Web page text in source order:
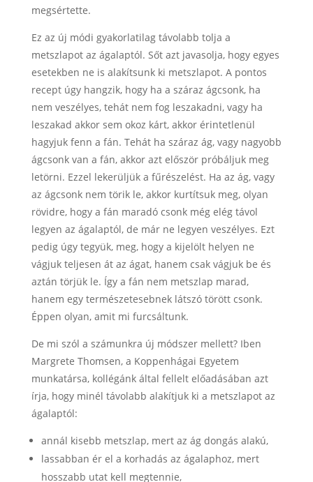
megsértette.
Ez az új módi gyakorlatilag távolabb tolja a
metszlapot az ágalaptól. Sőt azt javasolja, hogy egyes
esetekben ne is alakítsunk ki metszlapot. A pontos
recept úgy hangzik, hogy ha a száraz ágcsonk, ha
nem veszélyes, tehát nem fog leszakadni, vagy ha
leszakad akkor sem okoz kárt, akkor érintetlenül
hagyjuk fenn a fán. Tehát ha száraz ág, vagy nagyobb
ágcsonk van a fán, akkor azt először próbáljuk meg
letörni. Ezzel lekerüljük a fűrészelést. Ha az ág, vagy
az ágcsonk nem törik le, akkor kurtítsuk meg, olyan
rövidre, hogy a fán maradó csonk még elég távol
legyen az ágalaptól, de már ne legyen veszélyes. Ezt
pedig úgy tegyük, meg, hogy a kijelölt helyen ne
vágjuk teljesen át az ágat, hanem csak vágjuk be és
aztán törjük le. Így a fán nem metszlap marad,
hanem egy természetesebnek látszó törött csonk.
Éppen olyan, amit mi furcsáltunk.
De mi szól a számunkra új módszer mellett? Iben
Margrete Thomsen, a Koppenhágai Egyetem
munkatársa, kollégánk által fellelt előadásában azt
írja, hogy minél távolabb alakítjuk ki a metszlapot az
ágalaptól:
annál kisebb metszlap, mert az ág dongás alakú,
lassabban ér el a korhadás az ágalaphoz, mert
hosszabb utat kell megtennie,